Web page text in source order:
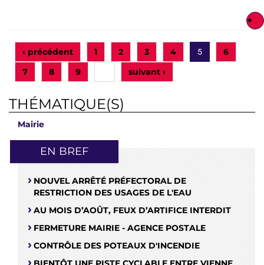
+
‹ précédent 1 2 3 4 5
6
7
8 9 suivant ›
THÉMATIQUE(S)
Mairie
EN BREF
NOUVEL ARRÊTÉ PRÉFECTORAL DE
RESTRICTION DES USAGES DE L'EAU
AU MOIS D’AOÛT, FEUX D’ARTIFICE INTERDIT
FERMETURE MAIRIE - AGENCE POSTALE
CONTRÔLE DES POTEAUX D'INCENDIE